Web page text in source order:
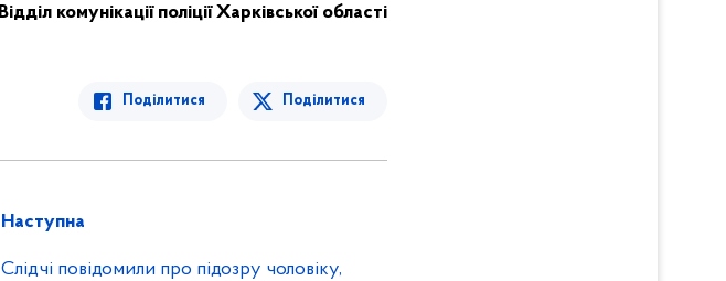
Відділ комунікації поліції Харківської області
Поділитися Поділитися
Наступна
Слідчі повідомили про підозру чоловіку,